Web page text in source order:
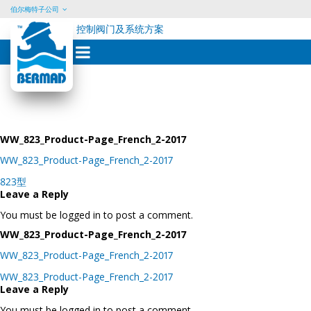
Skip
content
伯尔梅特子公司
控制阀门及系统方案
WW_823_Product-Page_French_2-2017
WW_823_Product-Page_French_2-2017
Post
navigation
823型
Leave a Reply
You must be logged in to post a comment.
WW_823_Product-Page_French_2-2017
WW_823_Product-Page_French_2-2017
Post
navigation
WW_823_Product-Page_French_2-2017
Leave a Reply